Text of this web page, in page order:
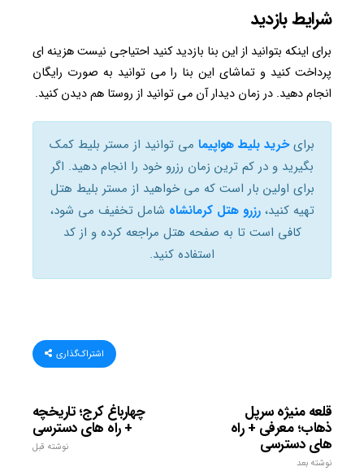
شرایط بازدید
برای اینکه بتوانید از این بنا بازدید کنید احتیاجی نیست هزینه ای
پرداخت کنید و تماشای این بنا را می توانید به صورت رایگان
انجام دهید. در زمان دیدار آن می توانید از روستا هم دیدن کنید.
برایخرید بلیط هواپیما می توانید از مستر بلیط کمک
بگیرید و در کم ترین زمان رزرو خود را انجام دهید. اگر
برای اولین بار است که می خواهید از مستر بلیط هتل
تهیه کنید،رزرو هتل کرمانشاه شامل تخفیف می شود،
کافی است تا به صفحه هتل مراجعه کرده و از کد
استفاده کنید.
اشتراک‌گذاری
چهارباغ کرج؛ تاریخچه
+ راه های دسترسی
نوشته قبل
قلعه منیژه سرپل
ذهاب؛ معرفی + راه
های دسترسی
نوشته بعد